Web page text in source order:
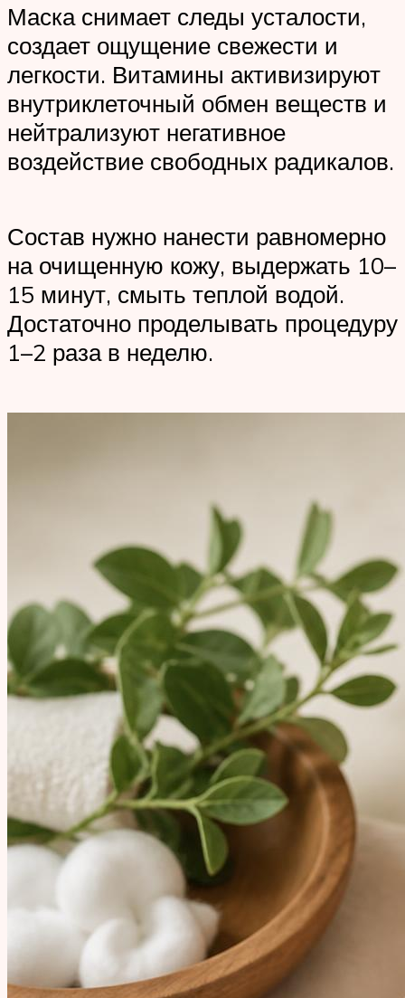
Маска снимает следы усталости,
создает ощущение свежести и
легкости. Витамины активизируют
внутриклеточный обмен веществ и
нейтрализуют негативное
воздействие свободных радикалов.
Состав нужно нанести равномерно
на очищенную кожу, выдержать 10–
15 минут, смыть теплой водой.
Достаточно проделывать процедуру
1–2 раза в неделю.